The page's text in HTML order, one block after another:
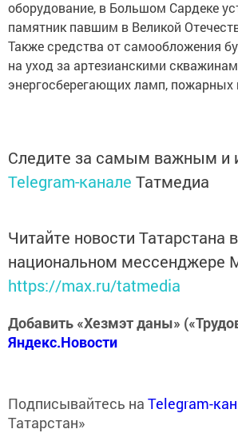
оборудование, в Большом Сардеке
памятник павшим в Великой
Также средства от самообложения
на уход за артезианскими
энергосберегающих ламп, пожарных
Следите за самым важным и
Telegram-канале Татмедиа
Читайте новости Татарстана в
национальном мессенджере
https://max.ru/tatmedia
Добавить «Хезмэт даны»
Яндекс.Новости
Подписывайтесь на Telegram-
Татарстан»